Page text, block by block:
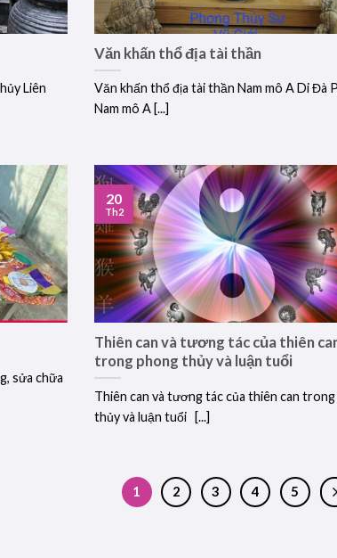
Liên
Văn khấn thổ địa tài thần
Văn khấn thổ địa tài thần Nam mô A Di Đà
Nam mô A [...]
sửa chữa
Thiên can và tương tác của thiên
trong phong thủy và luận tuổi
Thiên can và tương tác của thiên can
thủy và luận tuổi [...]
20
Th2
1 2 3 4 5